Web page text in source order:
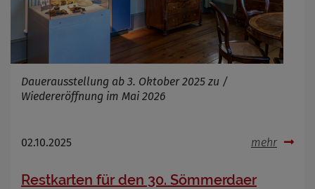
Dauerausstellung ab 3. Oktober 2025 zu /
Wiedereröffnung im Mai 2026
02.10.2025 mehr
Restkarten für den 30. Sömmerdaer